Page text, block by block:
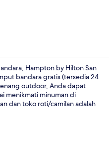
Hampton by Hilton San
bandara gratis (tersedia 24
outdoor, Anda dapat
menikmati minuman di
dan toko roti/camilan adalah